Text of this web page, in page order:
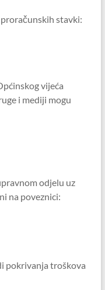
stavki:
vijeća
i mediji mogu
odjelu uz
na poveznici:
pokrivanja troškova